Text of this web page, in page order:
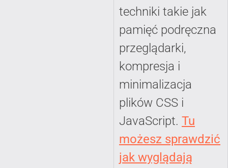
techniki takie jak
pamięć podręczna
przeglądarki,
kompresja i
minimalizacja
plików CSS i
JavaScript. Tu
możesz sprawdzić
jak wyglądają